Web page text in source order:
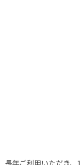
長年ご利用いただき、